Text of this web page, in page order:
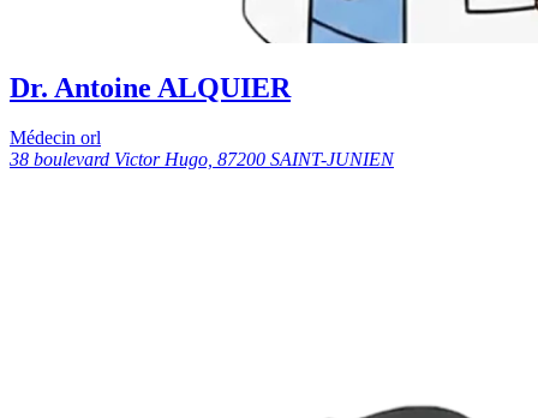
Dr. Antoine ALQUIER
Médecin orl
38 boulevard Victor Hugo, 87200 SAINT-JUNIEN